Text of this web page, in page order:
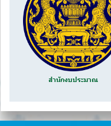
สำนักงบประมาณ